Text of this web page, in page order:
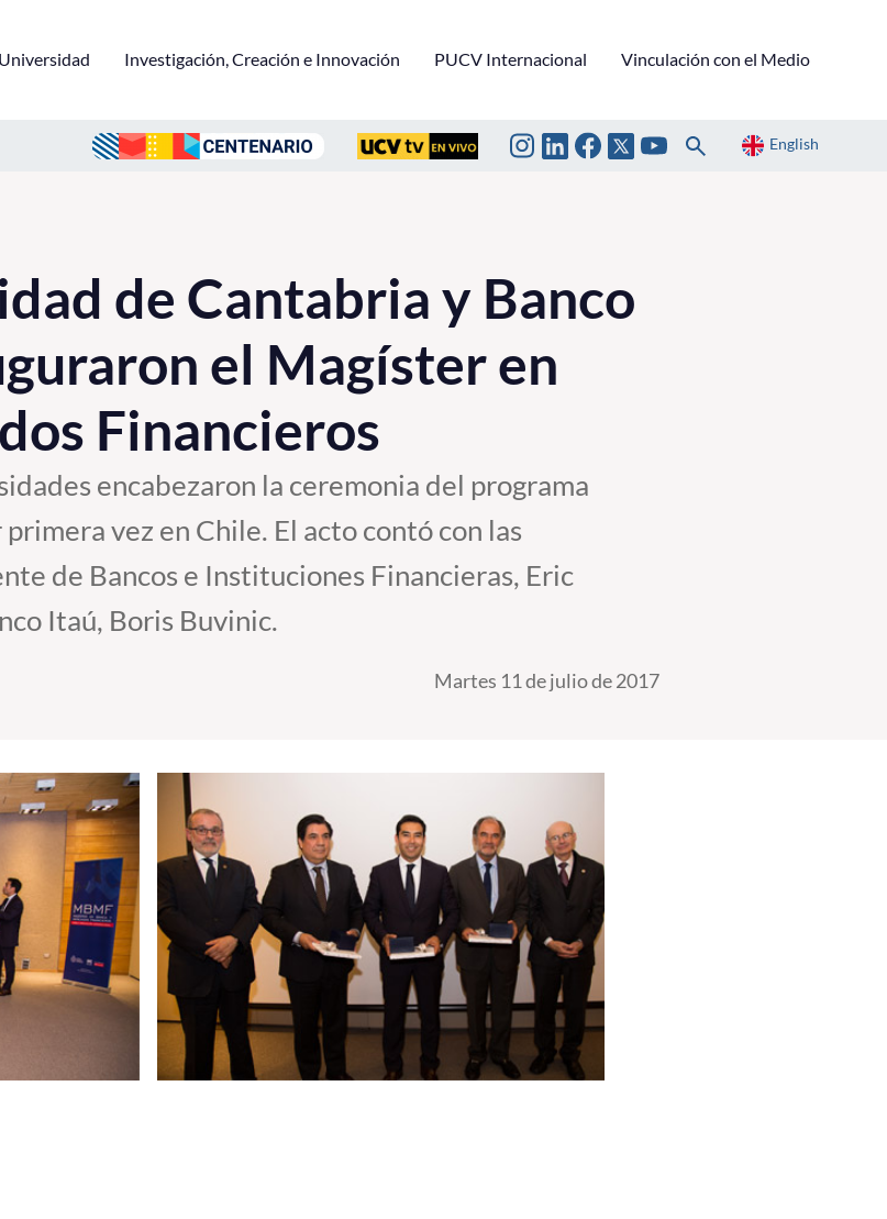
Investigación, Creación e Innovación PUCV Internacional Vinculación con el Medio
English
de Cantabria y Banco
el Magíster en
Financieros
encabezaron la ceremonia del programa
vez en Chile. El acto contó con las
de Bancos e Instituciones Financieras, Eric
Itaú, Boris Buvinic.
Martes 11 de julio de 2017